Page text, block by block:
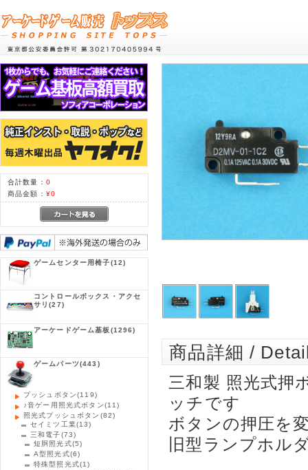
合計数量： 0
商品金額： ¥0
ゲームセンター用椅子(12)
コントロールボックス・アクセ
サリ(27)
アーケードゲーム基板 (1296)
ゲームパーツ(443)
プッシュボタン(119)
♪音ゲー用照光式ボタン(11)
照光式プッシュボタン (82)
セイミツ工業(13)
三和電子(73)
短胴照光式(5)
A型照光式(6)
特殊型照光式(1)
商品詳細 /
三和製 照光式押
ッチです
ボタンの押圧を
旧型ランプホル